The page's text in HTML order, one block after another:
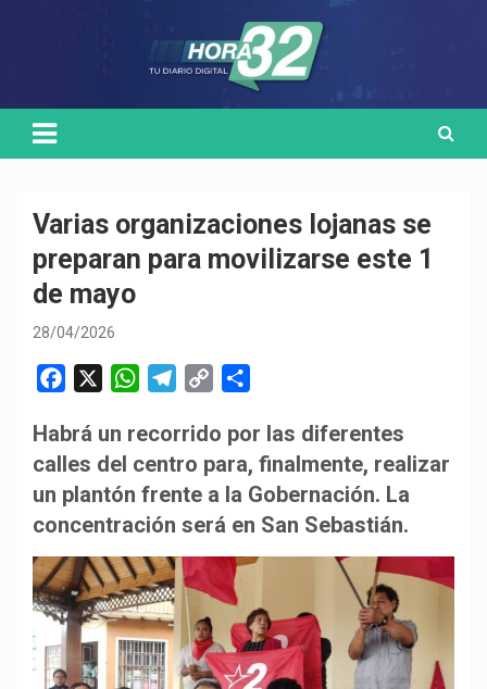
Varias organizaciones lojanas se
preparan para movilizarse este 1
de mayo
28/04/2026
c
e
b
o
k
W
a
t
s
A
p
l
e
g
m
p
y
L
i
m
p
a
r
Habrá un recorrido por las diferentes
calles del centro para, finalmente, realizar
un plantón frente a la Gobernación. La
concentración será en San Sebastián.